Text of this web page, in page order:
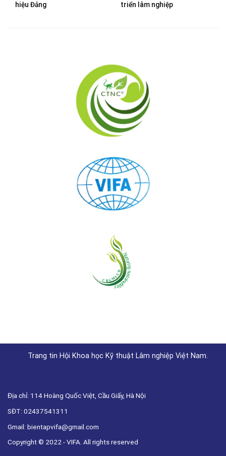
hiệu Đảng
triển lâm nghiệp
Trang tin Hội Khoa học Kỹ thuật Lâm nghiệp Việt Nam.
Địa chỉ: 114 Hoàng Quốc Việt, Cầu Giấy, Hà Nội
SĐT: 02437541311
Gmail: bientapvifa@gmail.com
Copyright © 2022 - VIFA. All rights reserved